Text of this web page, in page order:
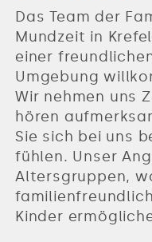
Das Team der
Mundzeit in
einer
Umgebung
Wir nehmen uns
hören
Sie sich bei uns
fühlen. Unser
Altersgruppen,
Kinder